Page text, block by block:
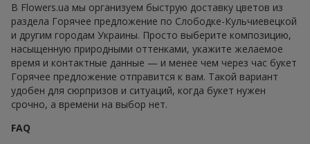
В Flowers.ua мы организуем быструю доставку цветов из
раздела Горячее предложение по Слободке-Кульчиевецкой
и другим городам Украины. Просто выберите композицию,
насыщенную природными оттенками, укажите желаемое
время и контактные данные — и менее чем через час букет
Горячее предложение отправится к вам. Такой вариант
удобен для сюрпризов и ситуаций, когда букет нужен
срочно, а времени на выбор нет.
FAQ